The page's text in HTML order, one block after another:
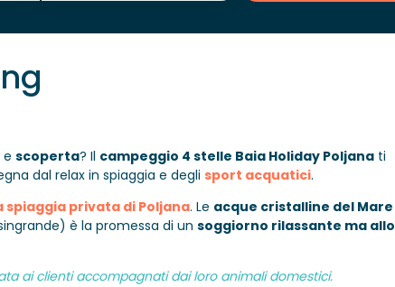
e scoperta? Il campeggio 4 stelle Baia Holiday Poljanati
dal relax in spiaggia e degli sport acquatici.
spiaggia privata di Poljana. Le acque cristalline del Mare
è la promessa di un soggiorno rilassante ma allo
ai clienti accompagnati dai loro animali domestici.